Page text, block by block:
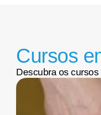
Cursos
Descubra os